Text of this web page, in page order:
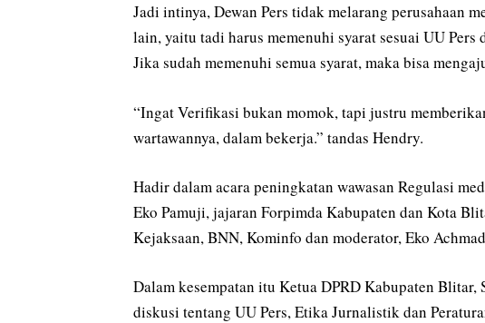
Jadi intinya, Dewan Pers tidak melarang perusahaan
lain, yaitu tadi harus memenuhi syarat sesuai UU Pers
Jika sudah memenuhi semua syarat, maka bisa
“Ingat Verifikasi bukan momok, tapi justru
wartawannya, dalam bekerja.” tandas Hendry.
Hadir dalam acara peningkatan wawasan Regulasi
Eko Pamuji, jajaran Forpimda Kabupaten dan Kota
Kejaksaan, BNN, Kominfo dan moderator, Eko
Dalam kesempatan itu Ketua DPRD Kabupaten
diskusi tentang UU Pers, Etika Jurnalistik dan